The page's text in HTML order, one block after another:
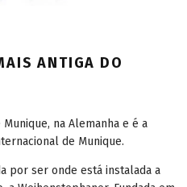
ANTIGA DO
na Alemanha e é a
de Munique.
por ser onde está instalada a